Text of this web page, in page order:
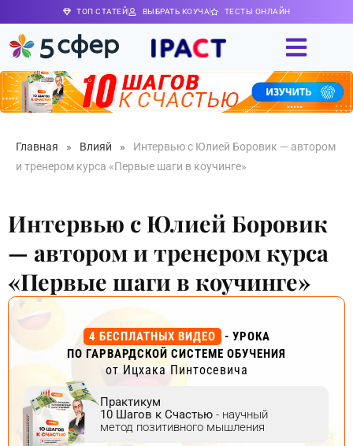
ТОП СТАТЕЙ ВЫБРАТЬ КОУЧА ТЕСТЫ ОНЛАЙН
Главная » Влияй »
Интервью с Юлией Боровик — автором
и тренером курса «Первые шаги в коучинге»
Интервью с Юлией Боровик
— автором и тренером курса
«Первые шаги в коучинге»
4 БЕСПЛАТНЫХ ВИДЕО
- УРОКА
ПО ГАРВАРДСКОЙ СИСТЕМЕ ОБУЧЕНИЯ
от Ицхака Пинтосевича
Практикум
10 Шагов к Счастью - научный
метод позитивного мышления